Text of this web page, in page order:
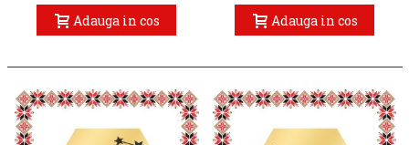
Adauga in cos Adauga in cos